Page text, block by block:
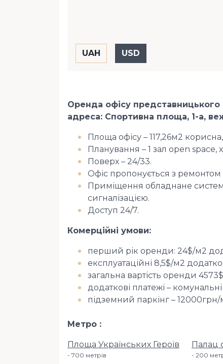
Оренда офісу представницького
адреса: Спортивна площа, 1-а,
Площа офісу – 117,26м2
Планування – 1 зал open space,
Поверх – 24/33.
Офіс пропонується з ремонтом
Приміщення обладнане
сигналізацією.
Доступ 24/7.
Комерційні умови:
перший рік оренди: 24$/м2
експлуатаційні 8,5$/м2
загальна вартість оренди
додаткові платежі –
підземний паркінг – 12000грн/
Метро
Площа Українських Героїв
700 метрiв
Палац
200